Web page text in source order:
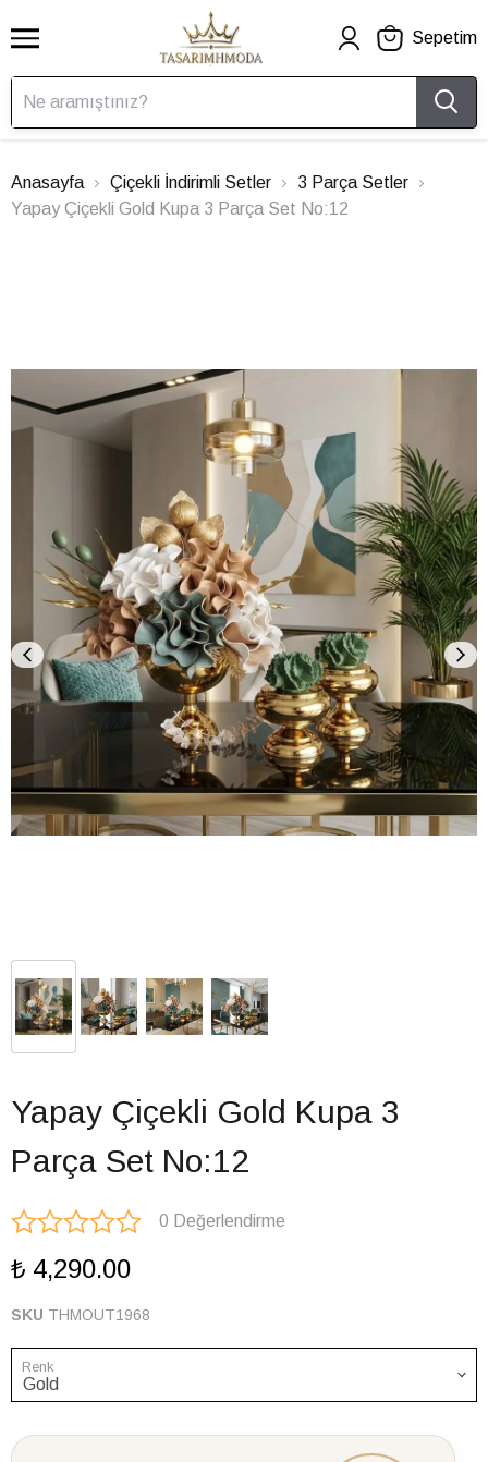
Sepetim
Anasayfa Çiçekli İndirimli Setler
3 Parça Setler
Yapay Çiçekli Gold Kupa 3 Parça Set No:12
Yapay Çiçekli Gold Kupa 3
Parça Set No:12
0 Değerlendirme
₺ 4,290.00
SKU THMOUT1968
Renk